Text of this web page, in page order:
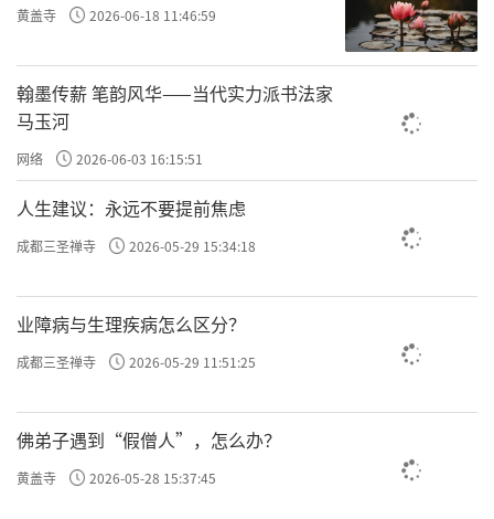
使他得以出家修道。」
佛陀指示阿难：「你可以亲自度这位长者
出家。」
阿难尊者遵照佛陀的嘱咐，立刻为长者剃
除须发，教他穿着三法衣，更为他传授修行法
门：「你应当时时勤修十念法门，一心专注念
息、念安般、念身、念死，二六时中绵绵不
断、念念无间。比丘！修十念法门的行者，可
以获得殊胜的果报，得到佛法甘露的滋润。」
毘罗先比丘依照阿难尊者所教，如法修行
十念法门，当日命终之后，立即生到四天王
黄盖寺 2026-06-18 11:46:59
翰墨传薪 笔韵风华——当代实力派书法家
马玉河
网络 2026-06-03 16:15:51
人生建议：永远不要提前焦虑
成都三圣禅寺 2026-05-29 15:34:18
业障病与生理疾病怎么区分？
成都三圣禅寺 2026-05-29 11:51:25
佛弟子遇到“假僧人”，怎么办？
黄盖寺 2026-05-28 15:37:45